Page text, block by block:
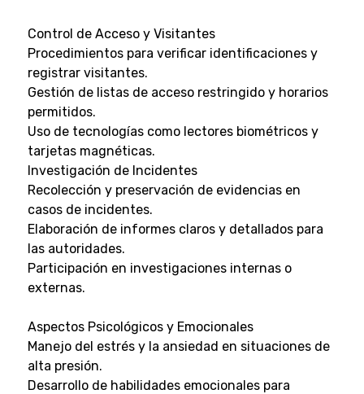
Control de Acceso y Visitantes
Procedimientos para verificar identificaciones y
registrar visitantes.
Gestión de listas de acceso restringido y horarios
permitidos.
Uso de tecnologías como lectores biométricos y
tarjetas magnéticas.
Investigación de Incidentes
Recolección y preservación de evidencias en
casos de incidentes.
Elaboración de informes claros y detallados para
las autoridades.
Participación en investigaciones internas o
externas.
Aspectos Psicológicos y Emocionales
Manejo del estrés y la ansiedad en situaciones de
alta presión.
Desarrollo de habilidades emocionales para